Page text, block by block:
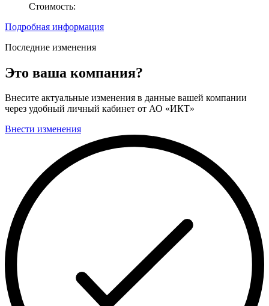
Стоимость:
Подробная информация
Последние изменения
Это ваша компания?
Внесите актуальные изменения в данные вашей компании
через удобный личный кабинет от АО «ИКТ»
Внести изменения